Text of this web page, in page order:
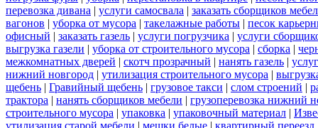
перевозка дивана | услуги самосвала | заказать сборщиков
вагонов | уборка от мусора | такелажные работы | песок
офисный | заказать газель | услуги погрузчика | услуги
выгрузка газели | уборка от строительного мусора | сборка |
межкомнатных дверей | скотч прозрачный | нанять газель |
нижний новгород | утилизация строительного мусора |
щебень | Гравийный щебень | грузовое такси | слом строений |
трактора | нанять сборщиков мебели | грузоперевозка нижний
строительного мусора | упаковка | упаковочный материал |
утилизация старой мебели | мешки белые | квартирный переезд